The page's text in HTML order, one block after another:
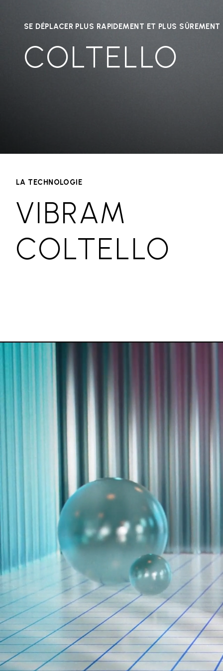
SE DÉPLACER PLUS RAPIDEMENT ET PLUS SÛREMENT
COLTELLO
LA TECHNOLOGIE
VIBRAM
COLTELLO